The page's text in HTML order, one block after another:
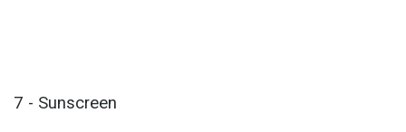
7 - Sunscreen